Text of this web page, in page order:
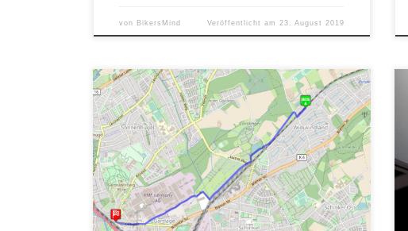
von BikersMind Veröffentlicht am 23. August 2019
Der Radschnellweg Osnabrück-Belm ist dieses Jahr
fertiggestellt worden und führt aus der Osnabrücker
Innenstadt auf einer asphaltieren Straße entlang
einiger Schrebergärten bis in den Vorort Belm.